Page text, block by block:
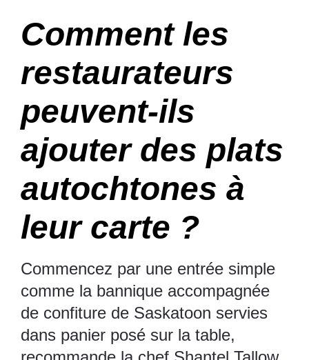
Comment les
restaurateurs
peuvent-ils
ajouter des plats
autochtones à
leur carte ?
Commencez par une entrée simple
comme la bannique accompagnée
de confiture de Saskatoon servies
dans panier posé sur la table,